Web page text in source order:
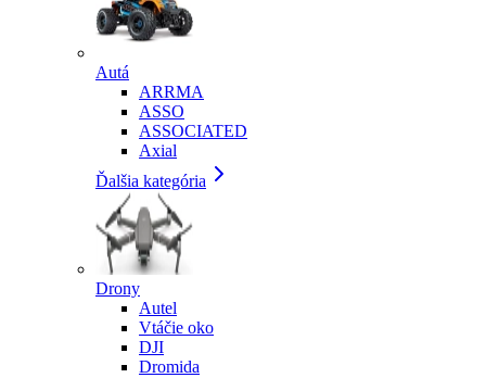
Autá
ARRMA
ASSO
ASSOCIATED
Axial
Ďalšia kategória
Drony
Autel
Vtáčie oko
DJI
Dromida